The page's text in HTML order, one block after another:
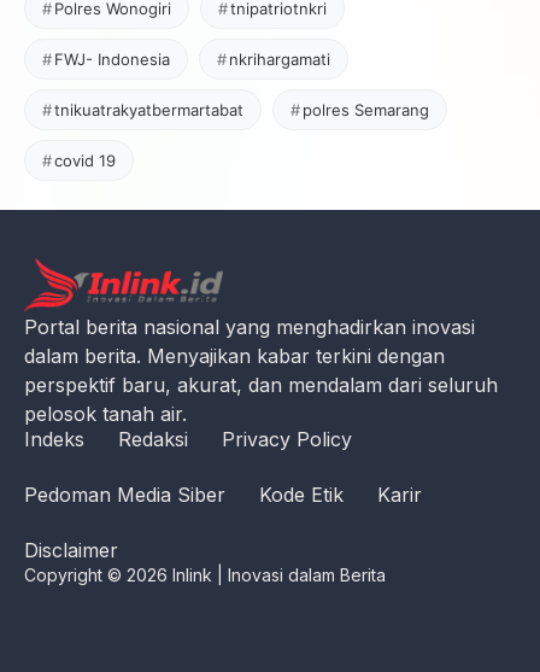
Polres Wonogiri tnipatriotnkri
FWJ- Indonesia nkrihargamati
tnikuatrakyatbermartabat polres Semarang
covid 19
Portal berita nasional yang menghadirkan inovasi
dalam berita. Menyajikan kabar terkini dengan
perspektif baru, akurat, dan mendalam dari seluruh
pelosok tanah air.
Indeks
Redaksi Privacy Policy
Pedoman Media Siber Kode Etik Karir
Disclaimer
Copyright © 2026 Inlink | Inovasi dalam Berita